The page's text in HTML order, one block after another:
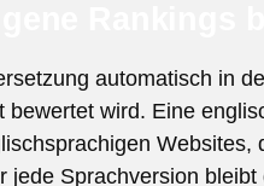
automatisch in
wird. Eine
Websites,
Sprachversion bleibt